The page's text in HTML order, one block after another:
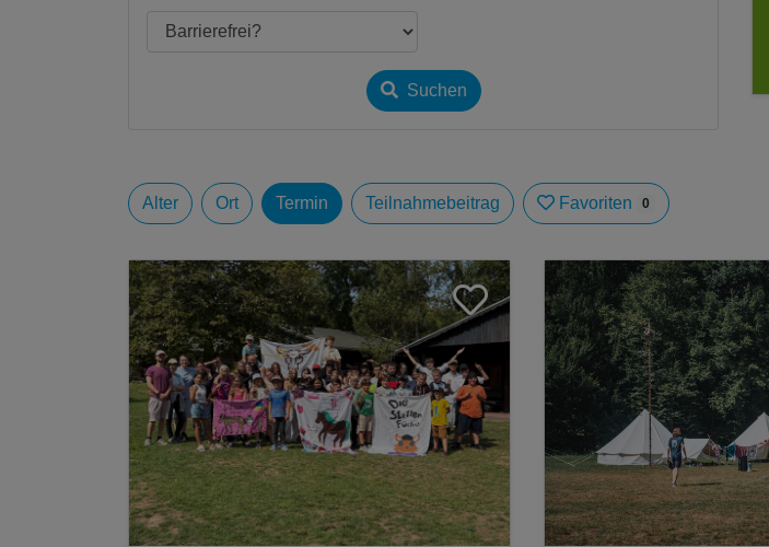
Suchen
Alter Ort Termin Teilnahmebeitrag Favoriten 0